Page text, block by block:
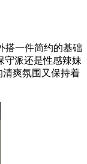
一件简约的基础
守派还是性感辣妹
爽氛围又保持着